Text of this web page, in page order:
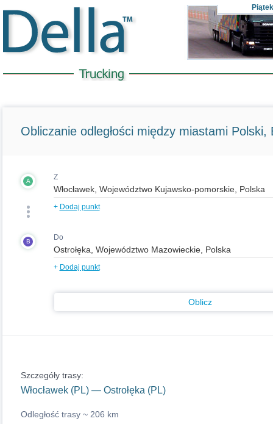
Piątek
Obliczanie odległości między miastami Polski,
A Z
+ Dodaj punkt
B Do
+ Dodaj punkt
Oblicz
Szczegóły trasy:
Włocławek (PL) — Ostrołęka (PL)
Odległość trasy ~ 206 km